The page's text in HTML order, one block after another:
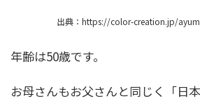
出典：https://color-creation.jp/
年齢は50歳です。
お母さんもお父さんと同じく「日